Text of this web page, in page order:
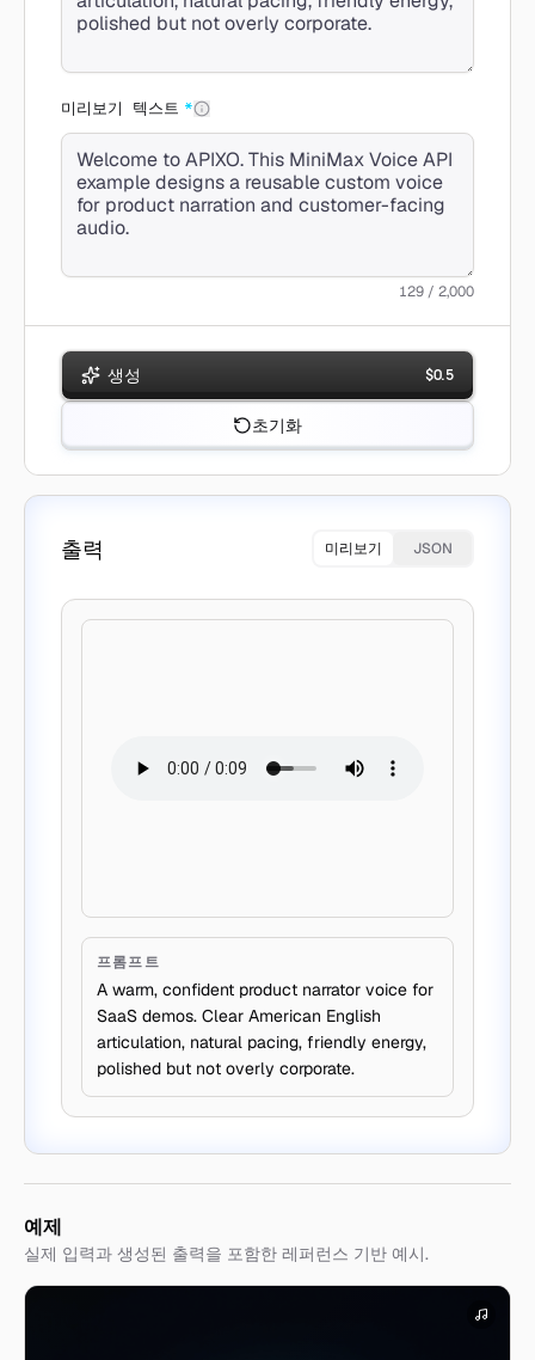
미리보기 텍스트 *
129 / 2,000
생성 $0.5
초기화
출력 미리보기 JSON
프롬프트
A warm, confident product narrator voice for
SaaS demos. Clear American English
articulation, natural pacing, friendly energy,
polished but not overly corporate.
예제
실제 입력과 생성된 출력을 포함한 레퍼런스 기반 예시.